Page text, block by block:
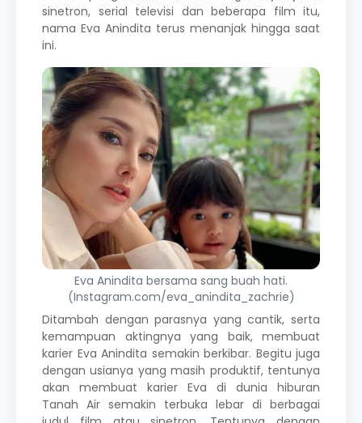
sinetron, serial televisi dan beberapa film itu,
nama Eva Anindita terus menanjak hingga saat
ini.
Eva Anindita bersama sang buah hati.
(Instagram.com/eva_anindita_zachrie)
Ditambah dengan parasnya yang cantik, serta
kemampuan aktingnya yang baik, membuat
karier Eva Anindita semakin berkibar. Begitu juga
dengan usianya yang masih produktif, tentunya
akan membuat karier Eva di dunia hiburan
Tanah Air semakin terbuka lebar di berbagai